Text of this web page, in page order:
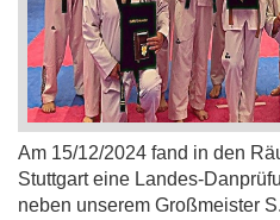
Am 15/12/2024 fand in den
Stuttgart eine Landes-
neben unserem Großmeister